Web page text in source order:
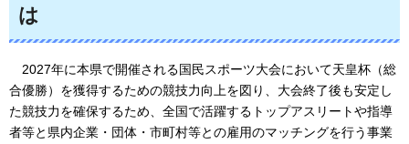
は
2027年に本県で開催される国民スポーツ大会において天皇杯（総
合優勝）を獲得するための競技力向上を図り、大会終了後も安定し
た競技力を確保するため、全国で活躍するトップアスリートや指導
者等と県内企業・団体・市町村等との雇用のマッチングを行う事業